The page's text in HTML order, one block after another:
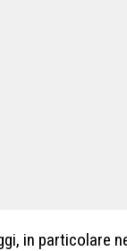
in particolare